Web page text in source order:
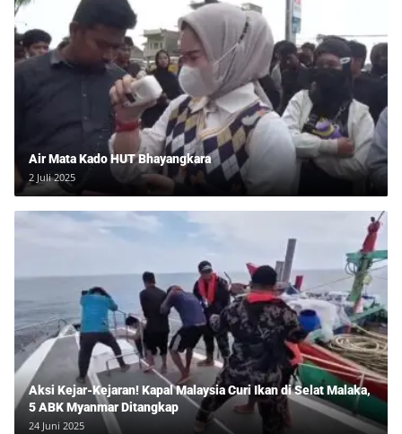
Air Mata Kado HUT Bhayangkara
2 Juli 2025
Aksi Kejar-Kejaran! Kapal Malaysia Curi Ikan di Selat Malaka,
5 ABK Myanmar Ditangkap
24 Juni 2025